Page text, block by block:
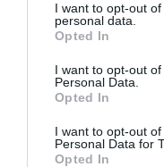
I want to opt-out
personal data.
Opted In
I want to opt-out
Personal Data.
Opted In
I want to opt-out
Personal Data for
Opted In
Questo hotel ha TARIFFE